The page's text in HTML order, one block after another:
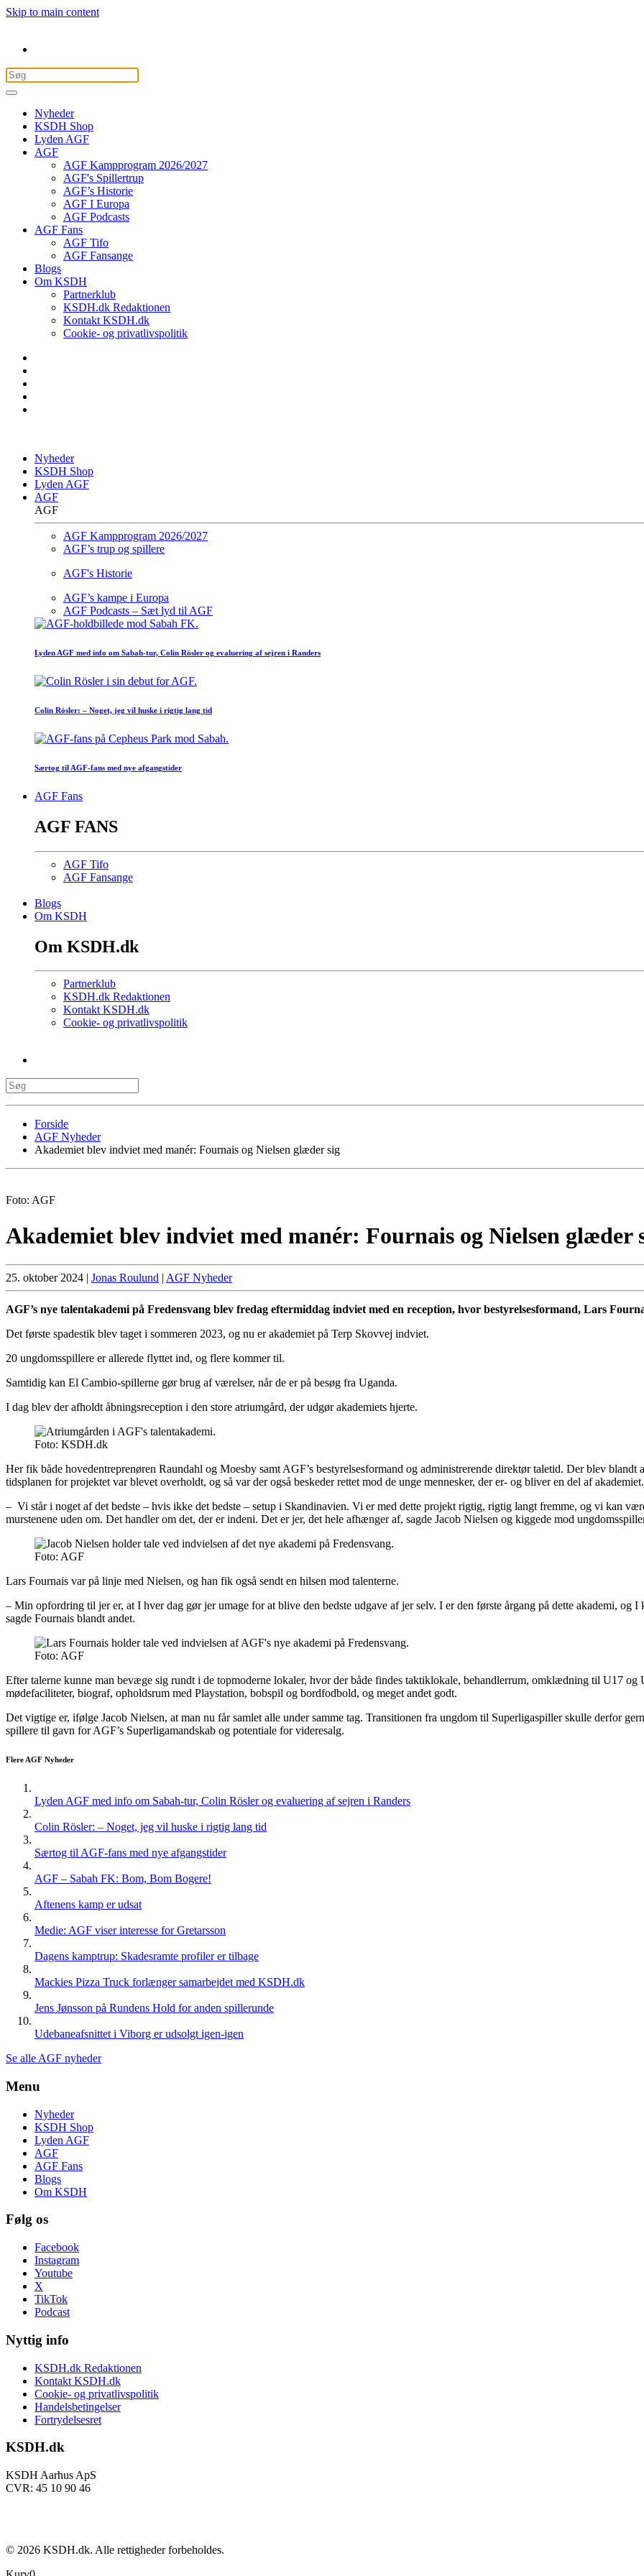
Skip to main content
Nyheder
KSDH Shop
Lyden AGF
AGF
AGF Kampprogram 2026/2027
AGF's Spillertrup
AGF’s Historie
AGF I Europa
AGF Podcasts
AGF Fans
AGF Tifo
AGF Fansange
Blogs
Om KSDH
Partnerklub
KSDH.dk Redaktionen
Kontakt KSDH.dk
Cookie- og privatlivspolitik
Nyheder
KSDH Shop
Lyden AGF
AGF
AGF
AGF Kampprogram 2026/2027
AGF’s trup og spillere
AGF's Historie
AGF’s kampe i Europa
AGF Podcasts – Sæt lyd til AGF
Lyden AGF med info om Sabah-tur, Colin Rösler og evaluering af sejren i Randers
Colin Rösler: – Noget, jeg vil huske i rigtig lang tid
Særtog til AGF-fans med nye afgangstider
AGF Fans
AGF FANS
AGF Tifo
AGF Fansange
Blogs
Om KSDH
Om KSDH.dk
Partnerklub
KSDH.dk Redaktionen
Kontakt KSDH.dk
Cookie- og privatlivspolitik
Forside
AGF Nyheder
Akademiet blev indviet med manér: Fournais og Nielsen glæder sig
Foto: AGF
Akademiet blev indviet med manér: Fournais og Nielsen glæder
25. oktober 2024 | Jonas Roulund | AGF Nyheder
AGF’s nye talentakademi på Fredensvang blev fredag eftermiddag indviet med en reception, hvor bestyrelsesformand, Lars
Det første spadestik blev taget i sommeren 2023, og nu er akademiet på Terp Skovvej indviet.
20 ungdomsspillere er allerede flyttet ind, og flere kommer til.
Samtidig kan El Cambio-spillerne gør brug af værelser, når de er på besøg fra Uganda.
I dag blev der afholdt åbningsreception i den store atriumgård, der udgør akademiets hjerte.
Foto: KSDH.dk
Her fik både hovedentreprenøren Raundahl og Moesby samt AGF’s bestyrelsesformand og administrerende direktør taletid. Der blev
tidsplanen for projektet var blevet overholdt, og så var der også beskeder rettet mod de unge mennesker, der er- og bliver en del af akademiet.
– Vi står i noget af det bedste – hvis ikke det bedste – setup i Skandinavien. Vi er med dette projekt rigtig, rigtig langt fremme, og vi kan
murstenene uden om. Det handler om det, der er indeni. Det er jer, det hele afhænger af, sagde Jacob Nielsen og kiggede mod
Foto: AGF
Lars Fournais var på linje med Nielsen, og han fik også sendt en hilsen mod talenterne.
– Min opfordring til jer er, at I hver dag gør jer umage for at blive den bedste udgave af jer selv. I er den første årgang på dette akademi, og
sagde Fournais blandt andet.
Foto: AGF
Efter talerne kunne man bevæge sig rundt i de topmoderne lokaler, hvor der både findes taktiklokale, behandlerrum, omklædning til U17
mødefaciliteter, biograf, opholdsrum med Playstation, bobspil og bordfodbold, og meget andet godt.
Det vigtige er, ifølge Jacob Nielsen, at man nu får samlet alle under samme tag. Transitionen fra ungdom til Superligaspiller skulle derfor
spillere til gavn for AGF’s Superligamandskab og potentiale for videresalg.
Flere AGF Nyheder
Lyden AGF med info om Sabah-tur, Colin Rösler og evaluering af sejren i Randers
Colin Rösler: – Noget, jeg vil huske i rigtig lang tid
Særtog til AGF-fans med nye afgangstider
AGF – Sabah FK: Bom, Bom Bogere!
Aftenens kamp er udsat
Medie: AGF viser interesse for Gretarsson
Dagens kamptrup: Skadesramte profiler er tilbage
Mackies Pizza Truck forlænger samarbejdet med KSDH.dk
Jens Jønsson på Rundens Hold for anden spillerunde
Udebaneafsnittet i Viborg er udsolgt igen-igen
Se alle AGF nyheder
Menu
Nyheder
KSDH Shop
Lyden AGF
AGF
AGF Fans
Blogs
Om KSDH
Følg os
Facebook
Instagram
Youtube
X
TikTok
Podcast
Nyttig info
KSDH.dk Redaktionen
Kontakt KSDH.dk
Cookie- og privatlivspolitik
Handelsbetingelser
Fortrydelsesret
KSDH.dk
KSDH Aarhus ApS
CVR: 45 10 90 46
© 2026 KSDH.dk. Alle rettigheder forbeholdes.